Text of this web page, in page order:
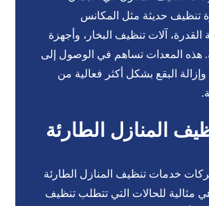
تنظيف حديثة مثل المكانس
القدرة، آلات تنظيف البخار، وأجهزة
هذه المعدات تساهم في الوصول إلى
البقع بشكل أكثر فعالية من
المنازل الطارئة
خدمات تنظيف المنازل الطارئة
مثالية للحالات التي تتطلب تنظيف